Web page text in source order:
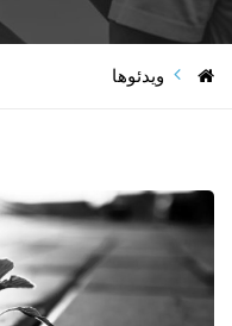
ویدئوها